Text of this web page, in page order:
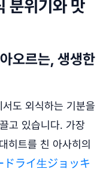
분위기와 맛
오르는, 생생한
도 외식하는 기분을
고 있습니다. 가장
히트를 친 아사히의
ドライ生ジョッキ